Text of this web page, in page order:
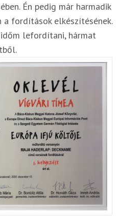
Én pedig már harmadik
a fordítások elkészítésének.
lefordítani, hármat